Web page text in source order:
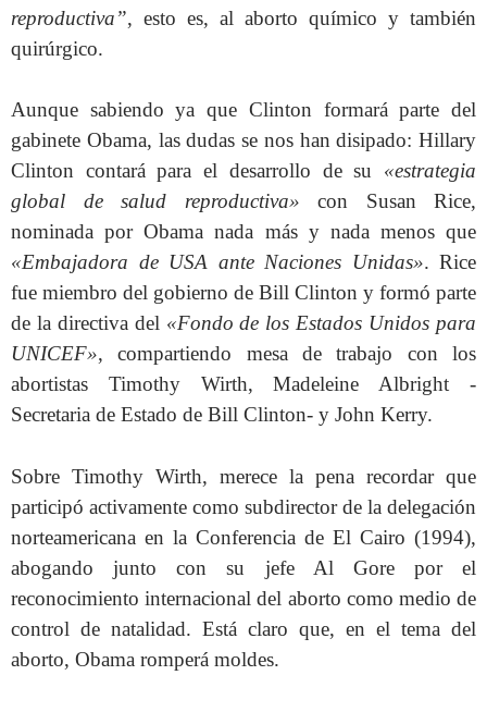
reproductiva”, esto es, al aborto químico y también
quirúrgico.
Aunque sabiendo ya que Clinton formará parte del
gabinete Obama, las dudas se nos han disipado: Hillary
Clinton contará para el desarrollo de su «estrategia
global de salud reproductiva» con Susan Rice,
nominada por Obama nada más y nada menos que
«Embajadora de USA ante Naciones Unidas». Rice
fue miembro del gobierno de Bill Clinton y formó parte
de la directiva del «Fondo de los Estados Unidos para
UNICEF», compartiendo mesa de trabajo con los
abortistas Timothy Wirth, Madeleine Albright -
Secretaria de Estado de Bill Clinton- y John Kerry.
Sobre Timothy Wirth, merece la pena recordar que
participó activamente como subdirector de la delegación
norteamericana en la Conferencia de El Cairo (1994),
abogando junto con su jefe Al Gore por el
reconocimiento internacional del aborto como medio de
control de natalidad. Está claro que, en el tema del
aborto, Obama romperá moldes.